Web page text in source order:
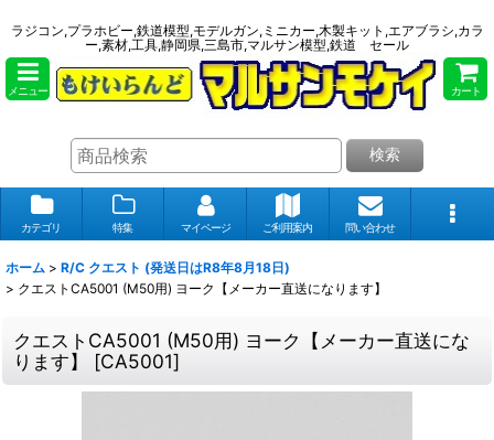
ラジコン,プラホビー,鉄道模型,モデルガン,ミニカー,木製キット,エアブラシ,カラ
ー,素材,工具,静岡県,三島市,マルサン模型,鉄道 セール
メニュー カート
検索
カテゴリ 特集 マイページ ご利用案内 問い合わせ
ホーム > R/C クエスト (発送日はR8年8月18日)
> クエストCA5001 (M50用) ヨーク【メーカー直送になります】
クエストCA5001 (M50用) ヨーク【メーカー直送にな
ります】 [CA5001]